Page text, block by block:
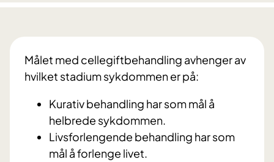
Målet med cellegiftbehandling avhenger av
hvilket stadium sykdommen er på:
Kurativ behandling har som mål å
helbrede sykdommen.
Livsforlengende behandling har som
mål å forlenge livet.